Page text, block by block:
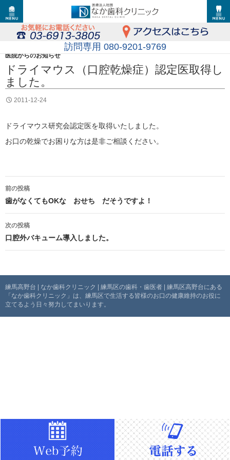
訪問専用 080-9201-9769
医院からのお知らせ
ドライマウス（口腔乾燥症）認定医取得し
ました。
2011-12-24
ドライマウス研究会認定医を取得いたしました。
お口の乾燥でお困りな方は是非ご相談ください。
投
稿
ナ
ビ
ー
シ
前の投稿
歯がなくてもOKな おせち だそうですよ！
次の投稿
口腔外バキューム導入しました。
練馬高野台 | なか歯科クリニック | 練馬区の歯科・歯医者 | 練馬区高野台にある
「なか歯科クリニック」は、練馬区で生活する皆様のお口の健康維持のお役に
立てるよう日々努力してまいります。